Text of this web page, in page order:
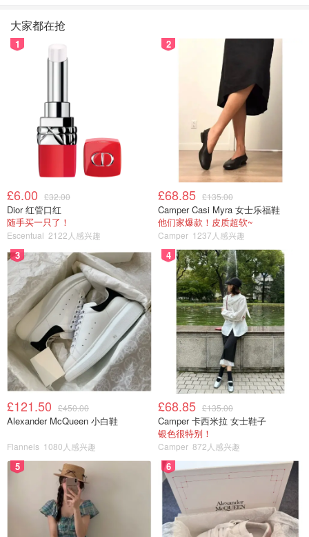
5.制作视频
现在制作视频的APP 很多，之前我好像用的是InShot，可
以用自己喜欢的音乐，照片，视频，添加文字，表情，贴纸
等等，一个小时之内能完成，快的话会更快，我另一半对这
个没什么反应。
优点：免费
缺点：没惊喜
难度：较简单
推荐指数三颗星
大家都在抢
1
£6.00 £32.00
Dior 红管口红
随手买一只了！
Escentual 2122人感兴趣
2
£68.85 £135.00
Camper Casi Myra 女士乐福鞋
他们家爆款！皮质超软~
Camper 1237人感兴趣
3
£121.50 £450.00
Alexander McQueen 小白鞋
Flannels 1080人感兴趣
4
£68.85 £135.00
Camper 卡西米拉 女士鞋子
银色很特别！
Camper 872人感兴趣
5 6